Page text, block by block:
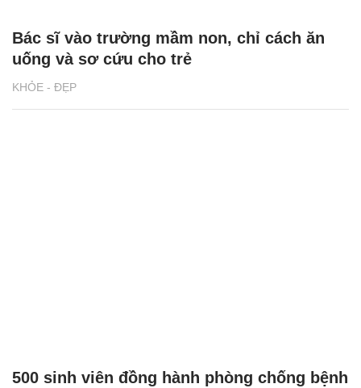
KHỎE - ĐẸP
Bác sĩ vào trường mầm non, chỉ cách ăn
uống và sơ cứu cho trẻ
500 sinh viên đồng hành phòng chống bệnh